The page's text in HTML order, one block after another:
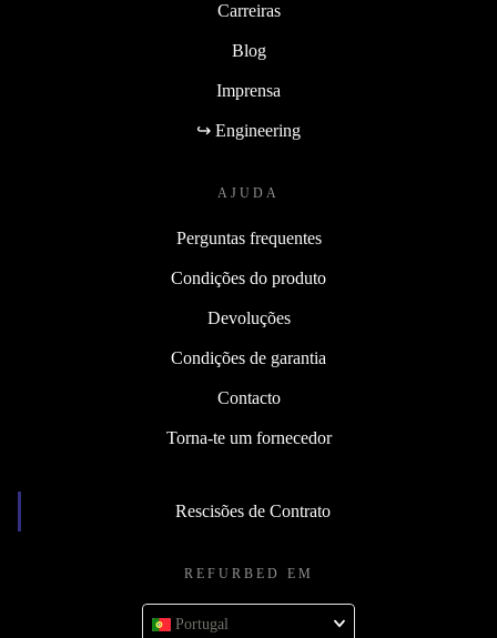
Carreiras
Blog
Imprensa
↪ Engineering
AJUDA
Perguntas frequentes
Condições do produto
Devoluções
Condições de garantia
Contacto
Torna-te um fornecedor
Rescisões de Contrato
REFURBED EM
Portugal